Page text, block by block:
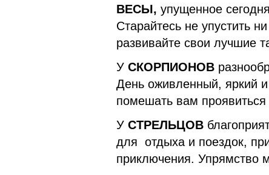
ВЕСЫ, упущенное
Старайтесь не упустить
развивайте свои лучшие
У СКОРПИОНОВ
День оживленный, яркий
помешать вам проявиться
У СТРЕЛЬЦОВ
для отдыха и поездок,
приключения. Упрямство